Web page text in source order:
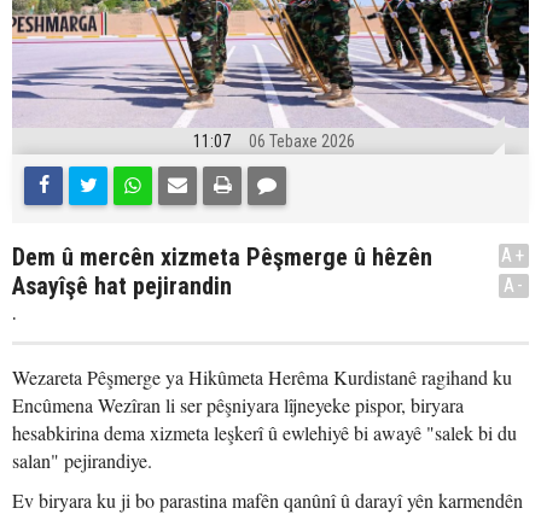
11:07 06 Tebaxe 2026
Dem û mercên xizmeta Pêşmerge û hêzên
Asayîşê hat pejirandin
.
A+
A-
Wezareta Pêşmerge ya Hikûmeta Herêma Kurdistanê ragihand ku
Encûmena Wezîran li ser pêşniyara lîjneyeke pispor, biryara
hesabkirina dema xizmeta leşkerî û ewlehiyê bi awayê "salek bi du
salan" pejirandiye.
Ev biryara ku ji bo parastina mafên qanûnî û darayî yên karmendên